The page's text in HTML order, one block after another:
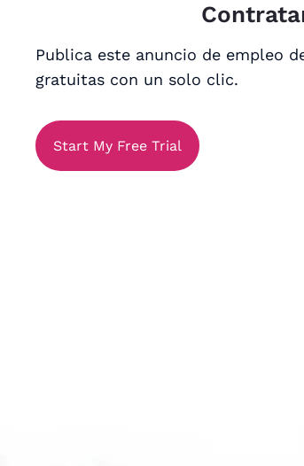
Publica este anuncio de empleo
gratuitas con un solo clic.
Start My Free Trial